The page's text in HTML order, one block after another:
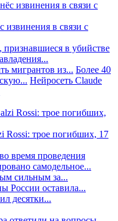
извинения в связи с
в убийстве
мигрантов из... Более 40
Нейросеть Claude
Rossi: трое погибших, 17
время проведения
самодельное...
сильным за...
России оставила...
десятки...